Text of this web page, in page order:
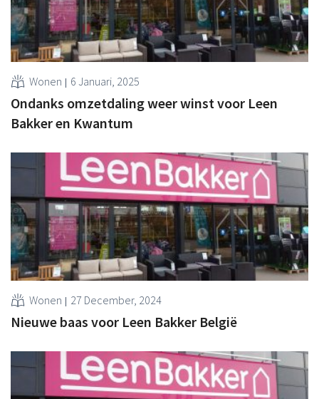
Wonen 6 Januari, 2025
Ondanks omzetdaling weer winst voor Leen
Bakker en Kwantum
Wonen 27 December, 2024
Nieuwe baas voor Leen Bakker België